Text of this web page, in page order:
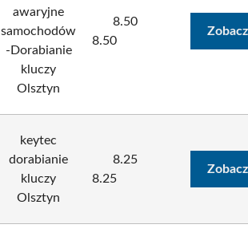
awaryjne
samochodów
-Dorabianie
kluczy
Olsztyn
8.50
8.50
keytec
dorabianie
kluczy
Olsztyn
8.25
8.25